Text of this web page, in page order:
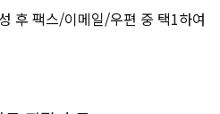
후 팩스/이메일/우편 중 택1하여